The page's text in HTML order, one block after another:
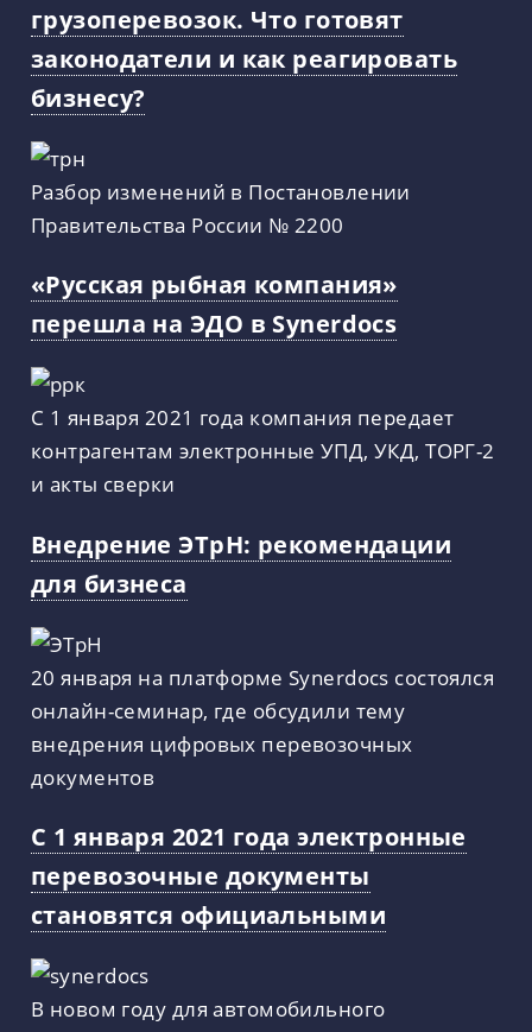
грузоперевозок. Что готовят
законодатели и как реагировать
бизнесу?
Разбор изменений в Постановлении
Правительства России № 2200
«Русская рыбная компания»
перешла на ЭДО в Synerdocs
С 1 января 2021 года компания передает
контрагентам электронные УПД, УКД, ТОРГ-2
и акты сверки
Внедрение ЭТрН: рекомендации
для бизнеса
20 января на платформе Synerdocs состоялся
онлайн-семинар, где обсудили тему
внедрения цифровых перевозочных
документов
С 1 января 2021 года электронные
перевозочные документы
становятся официальными
В новом году для автомобильного